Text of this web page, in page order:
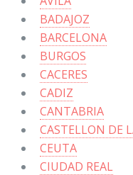
BADAJOZ
BARCELONA
BURGOS
CACERES
CADIZ
CANTABRIA
CASTELLON DE
CEUTA
CIUDAD REAL